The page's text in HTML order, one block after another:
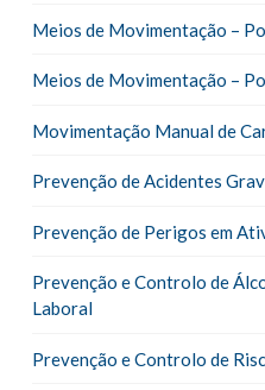
Meios de Movimentação –
Meios de Movimentação –
Movimentação Manual de
Prevenção de Acidentes
Prevenção de Perigos em
Prevenção e Controlo de
Laboral
Prevenção e Controlo de